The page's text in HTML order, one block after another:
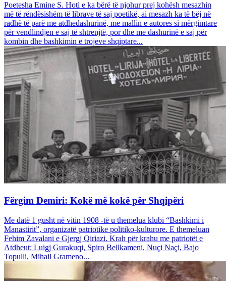
Poetesha Emine S. Hoti e ka bërë të njohur prej kohësh mesazhin
më të rëndësishëm të librave të saj poetikë, ai mesazh ka të bëj në
radhë të parë me atdhedashurinë, me mallin e autores si mërgimtare
për vendlindjen e saj të shtrenjtë, por dhe me dashurinë e saj për
kombin dhe bashkimin e trojeve shqiptare...
Fërgim Demiri: Kokë më kokë për Shqipëri
Me datë 1 gusht në vitin 1908 -të u themelua klubi “Bashkimi i
Manastirit”, organizatë patriotike politiko-kulturore. E themeluan
Fehim Zavalani e Gjergj Qiriazi. Krah për krahu me patriotët e
Atdheut: Luigj Gurakuqi, Spiro Bellkameni, Nuçi Naçi, Bajo
Topulli, Mihail Grameno...